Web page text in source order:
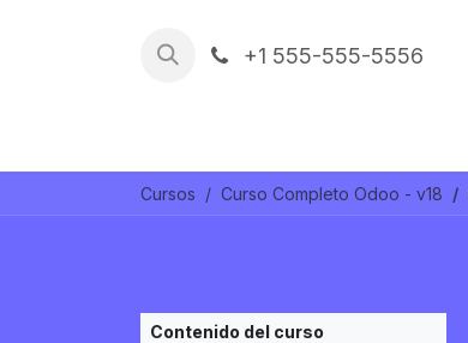
+1 555-555-5556
Cursos Curso Completo Odoo - v18
Contenido del curso